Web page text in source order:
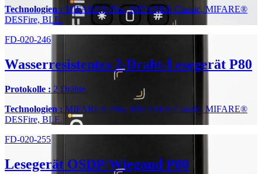
Technologien : MIFARE® Plus, MIFARE® Classic, MIFARE®
DESFire, BLE.
FD-020-246
Wasserresistentes 2-Draht-Lesegerät P80
Protokolle : 2 Drähte.
Technologien : MIFARE® Plus, MIFARE® Classic, MIFARE®
DESFire, BLE.
FD-020-255
Lesegerät OSDP/Wiegand P80